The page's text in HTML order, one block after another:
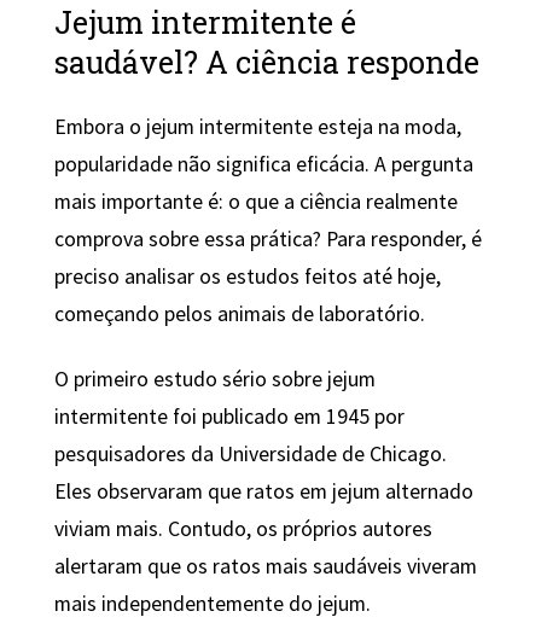
Jejum intermitente é
saudável? A ciência responde
Embora o jejum intermitente esteja na moda,
popularidade não significa eficácia. A pergunta
mais importante é: o que a ciência realmente
comprova sobre essa prática? Para responder, é
preciso analisar os estudos feitos até hoje,
começando pelos animais de laboratório.
O primeiro estudo sério sobre jejum
intermitente foi publicado em 1945 por
pesquisadores da Universidade de Chicago.
Eles observaram que ratos em jejum alternado
viviam mais. Contudo, os próprios autores
alertaram que os ratos mais saudáveis viveram
mais independentemente do jejum.